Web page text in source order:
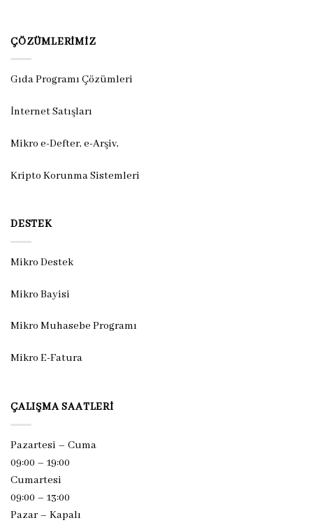
ÇÖZÜMLERIMIZ
Gıda Programı Çözümleri
İnternet Satışları
Mikro e-Defter, e-Arşiv,
Kripto Korunma Sistemleri
DESTEK
Mikro Destek
Mikro Bayisi
Mikro Muhasebe Programı
Mikro E-Fatura
ÇALIŞMA SAATLERI
Pazartesi – Cuma
09:00 – 19:00
Cumartesi
09:00 – 13:00
Pazar – Kapalı